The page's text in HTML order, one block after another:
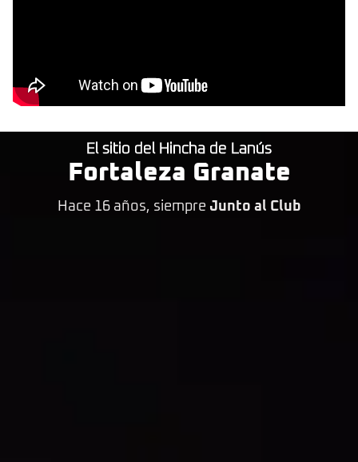
El sitio del Hincha de Lanús
Fortaleza Granate
Hace 16 años, siempre Junto al Club